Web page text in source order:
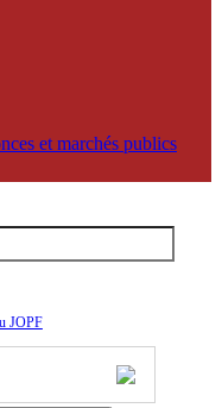
et marchés publics
JOPF